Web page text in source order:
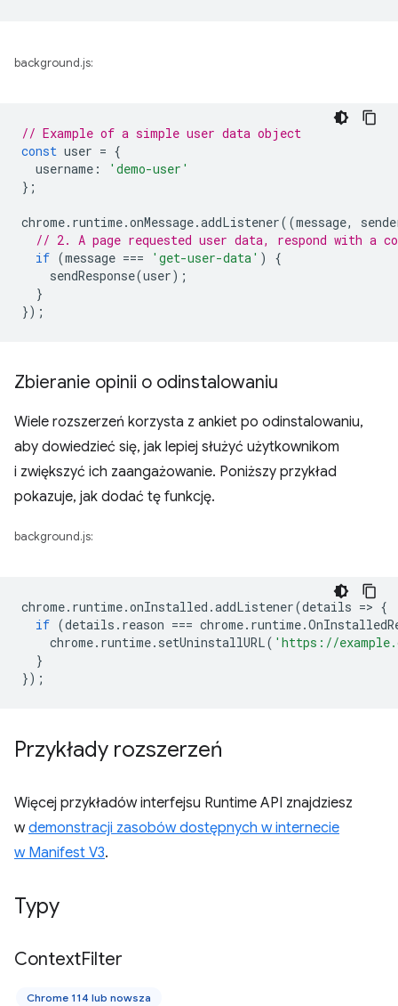
background.js:
// Example of a simple user data object
const user = {
username :
'demo-user'
};
chrome. runtime.onMessage.addListener((message,
// 2. A page requested user data, respond with a
if (message === 'get-user-data' )
{
sendResponse(user);
}
});
Zbieranie opinii o odinstalowaniu
Wiele rozszerzeń korzysta z ankiet po odinstalowaniu,
aby dowiedzieć się, jak lepiej służyć użytkownikom
i zwiększyć ich zaangażowanie. Poniższy przykład
pokazuje, jak dodać tę funkcję.
background.js:
chrome. runtime.onInstalled .addListener(details => {
if (details . reason === chrome. runtime.
chrome. runtime. setUninstallURL( 'https://
}
});
Przykłady rozszerzeń
Więcej przykładów interfejsu Runtime API znajdziesz
wdemonstracji zasobów dostępnych w internecie
w Manifest V3.
Typy
ContextFilter
Chrome 114 lub nowsza